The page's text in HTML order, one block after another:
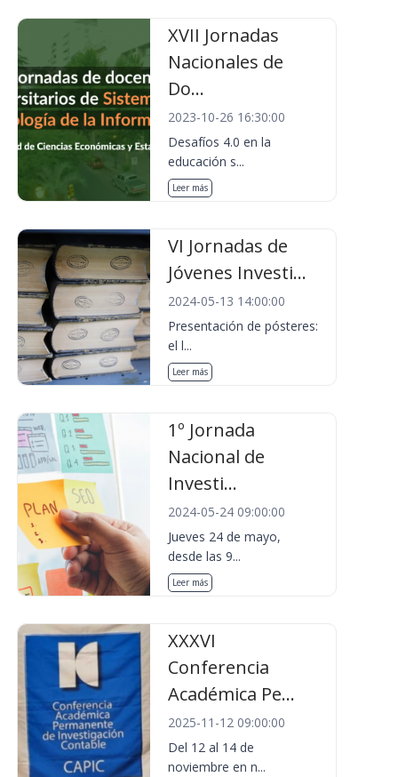
XVII Jornadas
Nacionales de
Do...
2023-10-26 16:30:00
Desafíos 4.0 en la
educación s...
Leer más
VI Jornadas de
Jóvenes Investi...
2024-05-13 14:00:00
Presentación de pósteres:
el l...
Leer más
1º Jornada
Nacional de
Investi...
2024-05-24 09:00:00
Jueves 24 de mayo,
desde las 9...
Leer más
XXXVI
Conferencia
Académica Pe...
2025-11-12 09:00:00
Del 12 al 14 de
noviembre en n...